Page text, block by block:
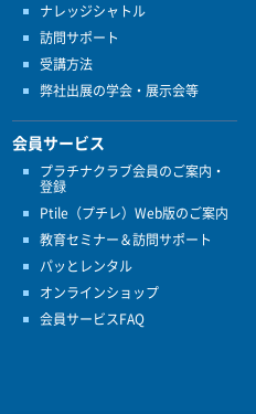
ナレッジシャトル
訪問サポート
受講方法
弊社出展の学会・展示会等
会員サービス
プラチナクラブ会員のご案内・
登録
Ptile（プチレ）Web版のご案内
教育セミナー＆訪問サポート
パッとレンタル
オンラインショップ
会員サービスFAQ